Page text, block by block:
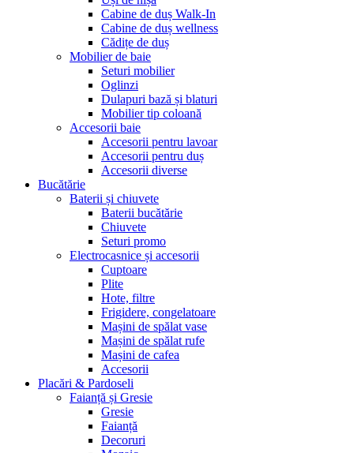
Cabine de duș Walk-In
Cabine de duș wellness
Cădițe de duș
Mobilier de baie
Seturi mobilier
Oglinzi
Dulapuri bază și blaturi
Mobilier tip coloană
Accesorii baie
Accesorii pentru lavoar
Accesorii pentru duș
Accesorii diverse
Bucătărie
Baterii și chiuvete
Baterii bucătărie
Chiuvete
Seturi promo
Electrocasnice și accesorii
Cuptoare
Plite
Hote, filtre
Frigidere, congelatoare
Mașini de spălat vase
Mașini de spălat rufe
Mașini de cafea
Accesorii
Placări & Pardoseli
Faianță și Gresie
Gresie
Faianță
Decoruri